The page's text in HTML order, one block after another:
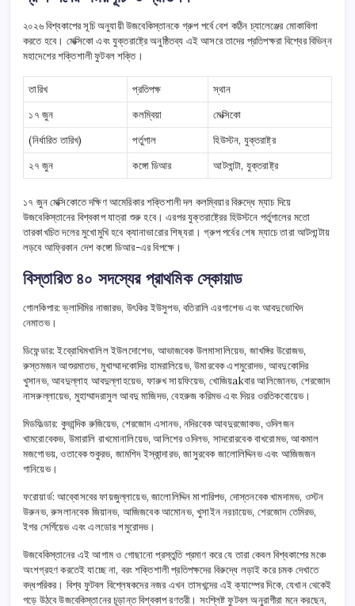
২০২৬ বিশ্বকাপের সূচি অনুযায়ী উজবেকিস্তানকে গ্রুপ পর্বে বেশ কঠিন চ্যালেঞ্জের মোকাবিলা
করতে হবে। মেক্সিকো এবং যুক্তরাষ্ট্রে অনুষ্ঠিতব্য এই আসরে তাদের প্রতিপক্ষরা বিশ্বের বিভিন্ন
মহাদেশের শক্তিশালী ফুটবল শক্তি।
তারিখ প্রতিপক্ষ
স্থান
১৭ জুন
কলম্বিয়া
মেক্সিকো
(নির্ধারিত তারিখ)
পর্তুগাল
হিউস্টন, যুক্তরাষ্ট্র
২৭ জুন
কঙ্গো ডিআর আটলান্টা, যুক্তরাষ্ট্র
১৭ জুন মেক্সিকোতে দক্ষিণ আমেরিকার শক্তিশালী দল কলম্বিয়ার বিরুদ্ধে ম্যাচ দিয়ে
উজবেকিস্তানের বিশ্বকাপ যাত্রা শুরু হবে। এরপর যুক্তরাষ্ট্রের হিউস্টনে পর্তুগালের মতো
তারকাখচিত দলের মুখোমুখি হবে ক্যানাভারোর শিষ্যরা। গ্রুপ পর্বের শেষ ম্যাচে তারা আটলান্টায়
লড়বে আফ্রিকান দেশ কঙ্গো ডিআর-এর বিপক্ষে।
বিস্তারিত ৪০ সদস্যের প্রাথমিক স্কোয়াড
গোলকিপার: ভ্লাদিমির নাজারভ, উৎকির ইউসুপভ, বতিরালি এরগাশেভ এবং আবদুভোখিদ
নেমাতভ।
ডিফেন্ডার: ইব্রোখিমখালিল ইউলদোশেভ, আভাজবেক উলমাসালিয়েভ, জাখঙ্গির উরোজভ,
রুস্তমজন আশুরমাতভ, মুখাম্মাদকোদির হামরালিয়েভ, উমারবেক এশমুরোদভ, আবদুকোদির
খুসানভ, আবদুল্লাহ আবদুল্লাহয়েভ, ফারুখ সায়ফিয়েভ, খোজিয়akবার আলিজোনভ, শেরজোদ
নাসরুল্লায়েভ, মুহাম্মাদরাসুল আবদু মাজিদভ, বেহরুজ করিমভ এবং দিয়র ওরতিকবোয়েভ।
মিডফিল্ডার: কুভান্দিক রুজিয়েভ, শেরজোদ এসানভ, নদিরবেক আবদুরজোকভ, ওদিলজন
খামরোবেকভ, উমারালি রাখমোনালিয়েভ, আলিশের ওদিলভ, সাদরোরবেক বাখরোমভ, আকমাল
মজগোভয়, ওতাবেক শুকুরভ, জামশিদ ইস্কান্দারভ, জাসুরবেক জালোলিদ্দিনভ এবং আজিজজন
গানিয়েভ।
ফরোয়ার্ড: আব্বোসবের ফায়জুল্লায়েভ, জালোলিদ্দিন মাশারিপভ, দোস্তনবেক খামদামভ, ওস্টন
উরুনভ, রুসলানবেক জিয়ানভ, আজিজবেক আমোনভ, খুসাইন নরচায়েভ, শেরজোদ তেমিরভ,
ইগর সের্গিয়েভ এবং এলডোর শমুরোদভ।
উজবেকিস্তানের এই আগাম ও গোছানো প্রস্তুতি প্রমাণ করে যে তারা কেবল বিশ্বকাপের মঞ্চে
অংশগ্রহণ করতেই যাচ্ছে না, বরং শক্তিশালী প্রতিপক্ষদের বিরুদ্ধে লড়াই করে চমক দেখাতে
বদ্ধপরিকর। বিশ্ব ফুটবল বিশ্লেষকদের নজর এখন তাসখন্দের এই ক্যাম্পের দিকে, যেখান থেকেই
গড়ে উঠবে উজবেকিস্তানের চূড়ান্ত বিশ্বকাপ রণতরী। সংশ্লিষ্ট ফুটবল অনুরাগীরা মনে করছেন,